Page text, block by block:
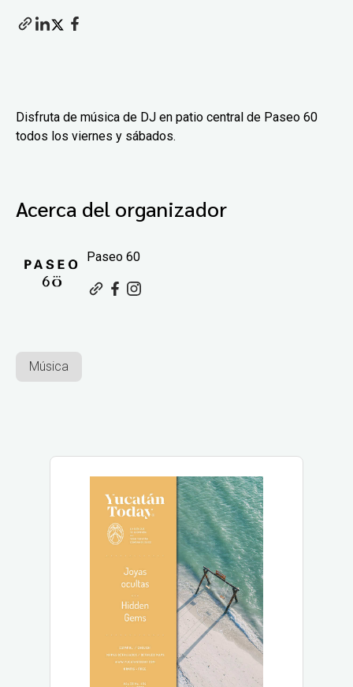
Disfruta de música de DJ en patio central de Paseo 60
todos los viernes y sábados.
Acerca del organizador
Paseo 60
Música